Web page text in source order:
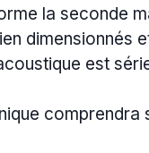
la seconde
dimensionnés
est
comprendra